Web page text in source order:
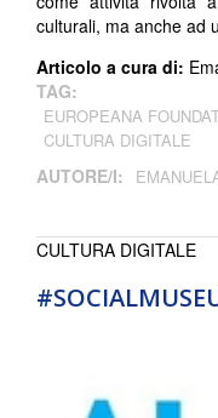
culturali, ma anche ad
Articolo a cura di:
TAG:
EUROPEANA
CULTURA DIGITALE
AUTORE/I:
CULTURA DIGITALE